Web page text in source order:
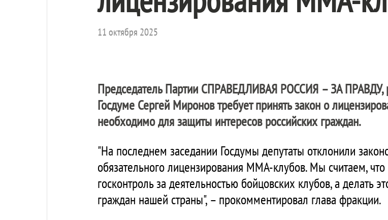
11 октября 2025
Председатель Партии СПРАВЕДЛИВАЯ РОССИЯ – ЗА ПРАВДУ,
Госдуме Сергей Миронов требует принять закон о
необходимо для защиты интересов российских граждан.
"На последнем заседании Госдумы депутаты отклонили
обязательного лицензирования ММА-клубов. Мы считаем,
госконтроль за деятельностью бойцовских клубов, а делать
граждан нашей страны", – прокомментировал глава фракции.